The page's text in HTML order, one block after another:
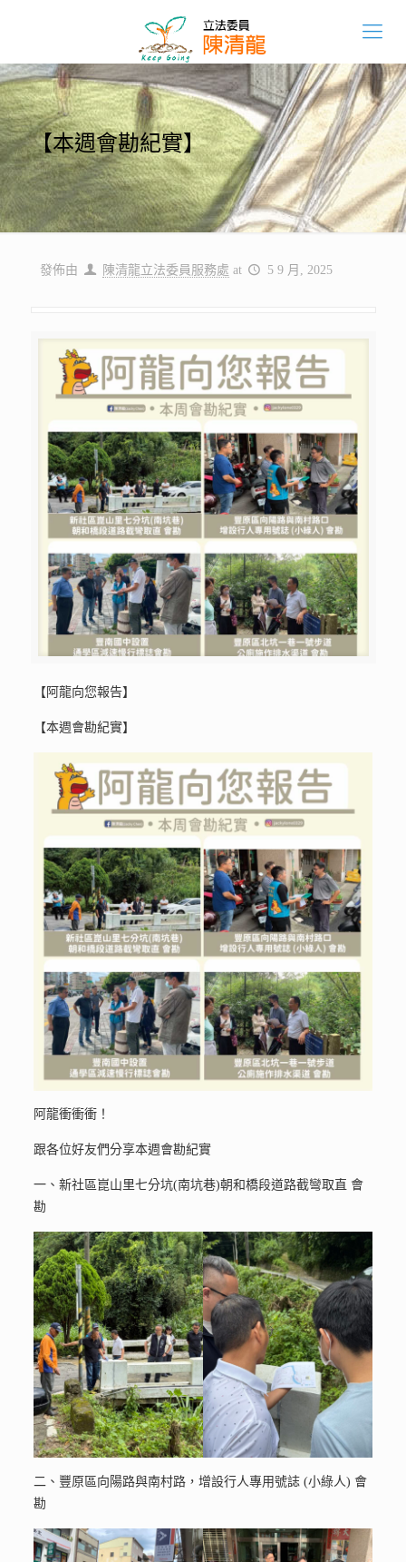
【本週會勘紀實】
發佈由 陳清龍立法委員服務處 at 5 9 月, 2025
【阿龍向您報告】
【本週會勘紀實】
阿龍衝衝衝！
跟各位好友們分享本週會勘紀實
一、新社區崑山里七分坑(南坑巷)朝和橋段道路截彎取直 會
勘
二、豐原區向陽路與南村路，增設行人專用號誌 (小綠人) 會
勘